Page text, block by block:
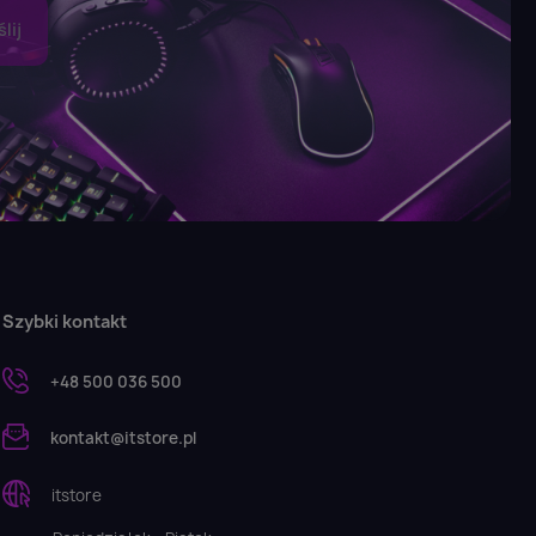
Szybki kontakt
+48 500 036 500
kontakt@itstore.pl
itstore